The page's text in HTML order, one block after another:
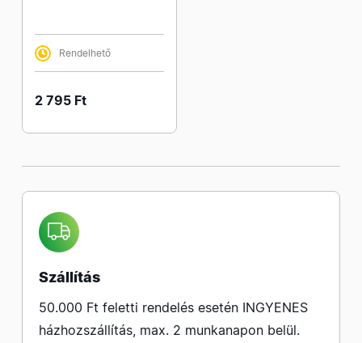
Rendelhető
2 795 Ft
Szállítás
50.000 Ft feletti rendelés esetén INGYENES
házhozszállítás, max. 2 munkanapon belül.